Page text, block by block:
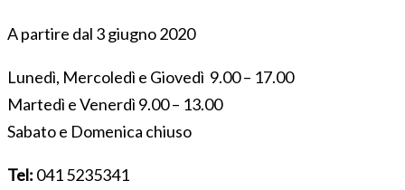
A partire dal 3 giugno 2020
Lunedì, Mercoledì e Giovedì 9.00 – 17.00
Martedì e Venerdì 9.00 – 13.00
Sabato e Domenica chiuso
Tel: 041 5235341